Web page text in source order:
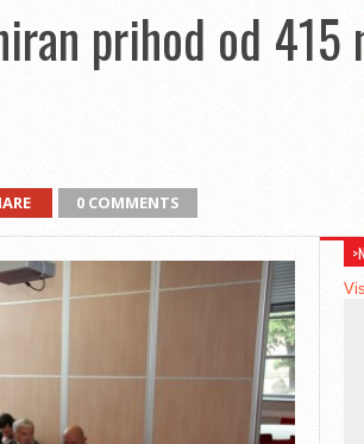
prihod od
0 COMMENTS